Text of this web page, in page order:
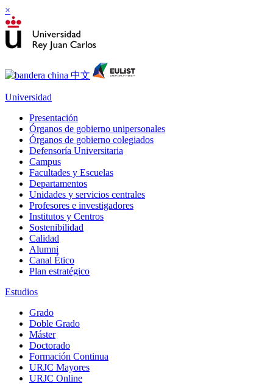
×
Universidad
Presentación
Órganos de gobierno unipersonales
Órganos de gobierno colegiados
Defensoría Universitaria
Campus
Facultades y Escuelas
Departamentos
Unidades y servicios centrales
Profesores e investigadores
Institutos y Centros
Sostenibilidad
Calidad
Alumni
Canal Ético
Plan estratégico
Estudios
Grado
Doble Grado
Máster
Doctorado
Formación Continua
URJC Mayores
URJC Online